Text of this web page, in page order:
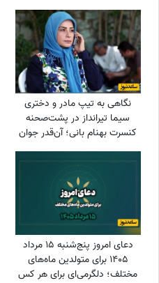
نگاهی به تیپ مادر و دختری
سیما تیرانداز در پشت‌صحنه
کنسرت بهنام بانی؛ آن‌قدر جوان
دعای امروز پنج‌شنبه 15 مرداد
1405 برای متولدین ماه‌های
مختلف؛ دلگرمی‌ای برای هر کس